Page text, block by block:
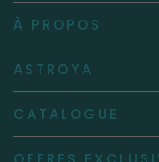
À PROPOS
ASTROYA
CATALOGUE